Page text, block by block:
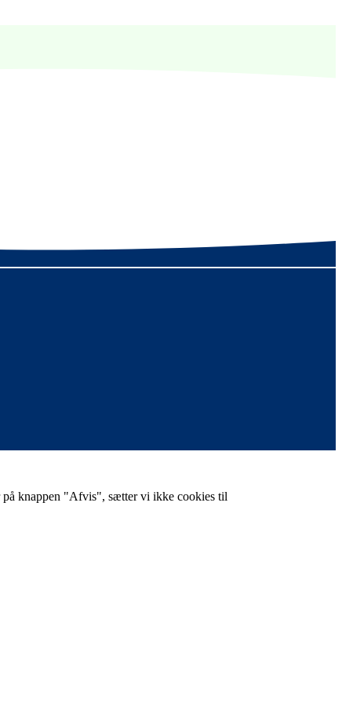
knappen "Afvis", sætter vi ikke cookies til